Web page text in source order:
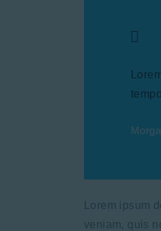
Lorem ipsum
veniam, quis